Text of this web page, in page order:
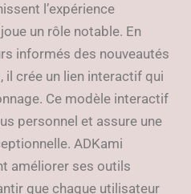
l’expérience
un rôle notable. En
informés des nouveautés
il crée un lien interactif qui
Ce modèle interactif
personnel et assure une
ADKami
améliorer ses outils
que chaque utilisateur